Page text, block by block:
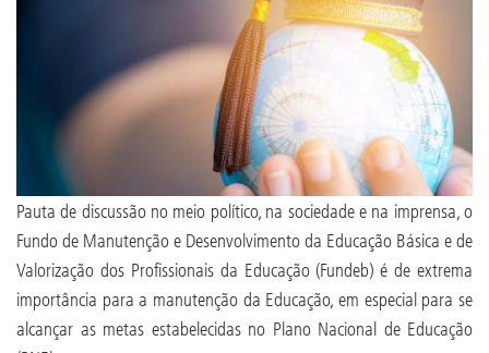
Pauta de discussão no meio político, na sociedade e na imprensa, o
Fundo de Manutenção e Desenvolvimento da Educação Básica e de
Valorização dos Profissionais da Educação (Fundeb) é de extrema
importância para a manutenção da Educação, em especial para se
alcançar as metas estabelecidas no Plano Nacional de Educação